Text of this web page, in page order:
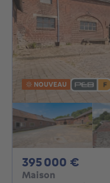
NOUVEAU
395 000 €
Maison